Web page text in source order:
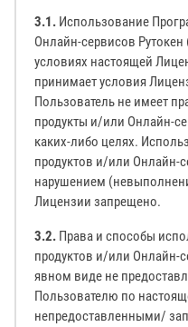
3.1. Использование
Онлайн-сервисов Рутокен
условиях настоящей
принимает условия
Пользователь не имеет
продукты и/или Онлайн-
каких-либо целях.
продуктов и/или Онлайн-
нарушением
Лицензии запрещено.
3.2. Права и способы
продуктов и/или Онлайн-
явном виде не
Пользователю по
непредоставленными/